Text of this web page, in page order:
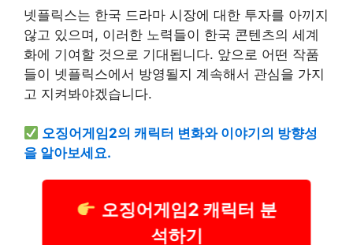
넷플릭스는 한국 드라마 시장에 대한 투자를 아끼지
않고 있으며, 이러한 노력들이 한국 콘텐츠의 세계
화에 기여할 것으로 기대됩니다. 앞으로 어떤 작품
들이 넷플릭스에서 방영될지 계속해서 관심을 가지
고 지켜봐야겠습니다.
오징어게임2의 캐릭터 변화와 이야기의 방향성
을 알아보세요.
오징어게임2 캐릭터 분
석하기